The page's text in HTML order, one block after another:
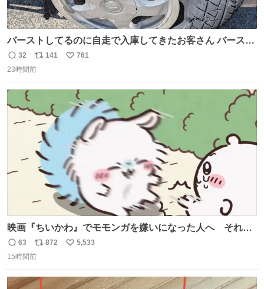
バーストしてるのに自走で入庫してきたお客さん バースト
したならその場で動かないで助け呼んで下さい😰 保険にロ
ードサービス付いてて金銭負担も無いんですから これで走
装ダメージ、ABSセンサ断線、ブレーキホースも傷入っち
ゃってます…
返
信
32
リ
ポ
数
141
い
761
23時間前
映画『ちいかわ』でモモンガを嫌いになった人へ それで
も愛される理由と可能性 kai-you.net/article/96186 『映画
ちいかわ 人魚の島のひみつ』を3回観て、原作も追ってい
す。ちいかわ初心者向けです🖊
返
信
63
リ
ポ
ト
872
い
数
5,533
15時間前